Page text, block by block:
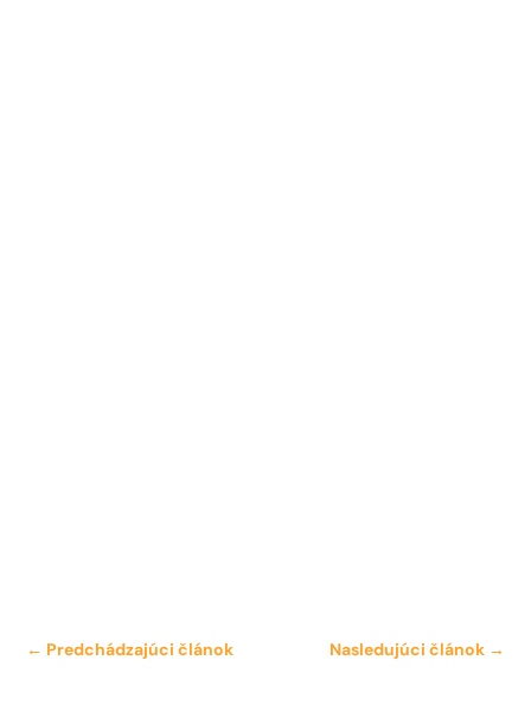
← Predchádzajúci článok Nasledujúci článok→